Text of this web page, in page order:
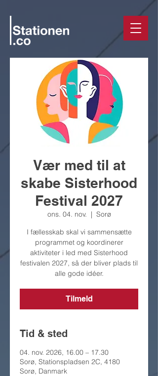
Vær med til at
skabe Sisterhood
Festival 2027
ons. 04. nov.
  |
Sorø
I fællesskab skal vi sammensætte
programmet og koordinerer
aktiviteter i led med Sisterhood
festivalen 2027, så der bliver plads til
alle gode idéer.
Tilmeld
Tid & sted
04. nov. 2026, 16.00 – 17.30
Sorø, Stationspladsen 2C, 4180
Sorø, Danmark